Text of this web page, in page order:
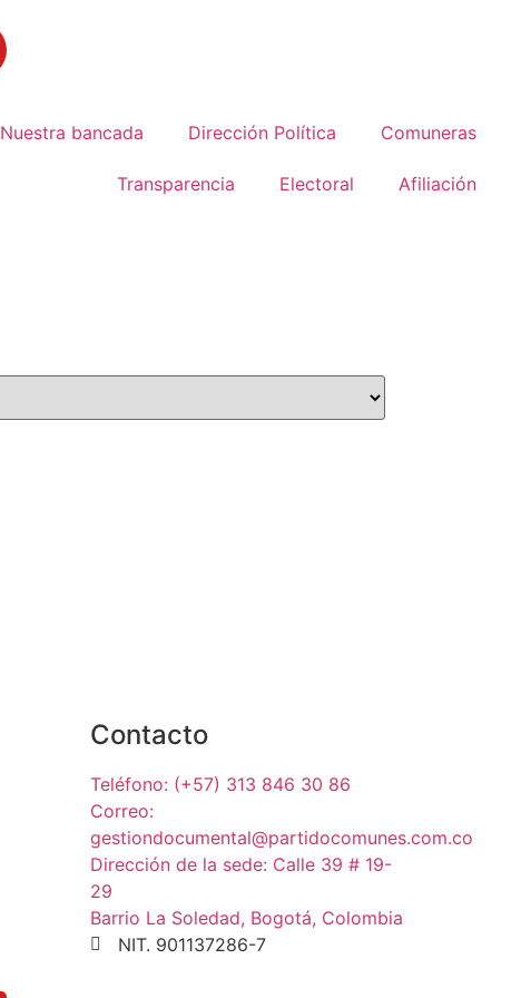
Nuestra bancada Dirección Política Comuneras
Transparencia Electoral Afiliación
Contacto
Teléfono: (+57) 313 846 30 86
Correo:
gestiondocumental@partidocomunes.com.co
Dirección de la sede: Calle 39 # 19-
29
Barrio La Soledad, Bogotá, Colombia
NIT. 901137286-7